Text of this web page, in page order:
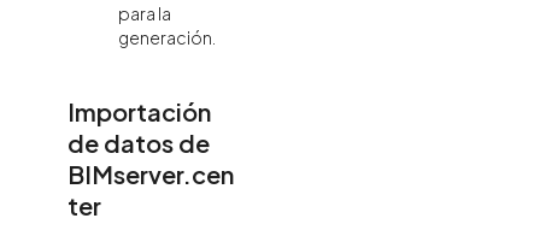
para la
generación.
Importación
de datos de
BIMserver.cen
ter